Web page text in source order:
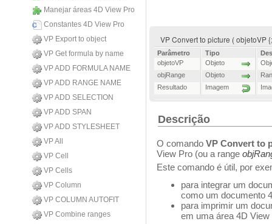
Manejar áreas 4D View Pro
Constantes 4D View Pro
VP Export to object
VP Get formula by name
VP ADD FORMULA NAME
VP ADD RANGE NAME
VP ADD SELECTION
VP ADD SPAN
VP ADD STYLESHEET
VP All
VP Cell
VP Cells
VP Column
VP COLUMN AUTOFIT
VP Combine ranges
VP Convert to picture ( objetoVP
Parâmetro Tipo
objetoVP
Objeto
objRange
Objeto
Resultado
Imagem
Descrição
O comando VP Convert to
View Pro (ou a range
Este comando é útil, por
para integrar um
como um documento
para imprimir um
em uma área 4D View